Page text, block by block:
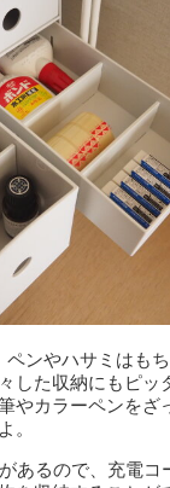
ンやハサミはも
した収納にもピ
やカラーペンを
。
あるので、充電